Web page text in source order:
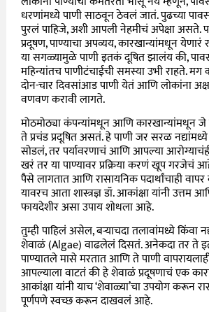
धरणांमध्ये पाणी साठवून ठेवलं जातं. पुढच्या
पुरलं पाहिजे, अशी आपली नेहमीचं अपेक्षा
प्रदूषण, पाण्याचा अपव्यय, कारखान्यांमधून येणारं
या सगळ्यामुळे पाणी इतकं दूषित झालंय की,
महिन्यांतच पाणीटंचाईची समस्या उभी राहते.
दोन-चार दिवसांआड पाणी येतं आणि लोकांना
वणवण करावी लागते.
मोठमोठ्या कंपन्यांमधून आणि कारखान्यांमधून जे
ते प्रचंड प्रदूषित असतं. हे पाणी जर सरळ
सोडलं, तर पर्यावरणाचं आणि आपल्या
खरं तर या पाण्यावर प्रक्रिया करणं खूप गरजेचं
पैसे लागतात आणि रासायनिक पदार्थांचाही
यावरच आता शास्त्रज्ञ डॉ. आकांक्षा यांनी उत्तम
फायदेशीर असा उपाय शोधला आहे.
तुम्ही पाहिलं असेल, बऱ्याचदा तलावांमध्ये किंवा
शेवाळं (Algae) वाढलेलं दिसतं. अनेकदा तर ते
पाण्यातले मासे मरतात आणि ते पाणी
आपल्याला वाटतं की हे शेवाळं प्रदूषणाचं एक
आकांक्षा यांनी याच ‘शेवाळ्या’चा उपयोग करून
पूर्णपणे स्वच्छ करून दाखवलं आहे.